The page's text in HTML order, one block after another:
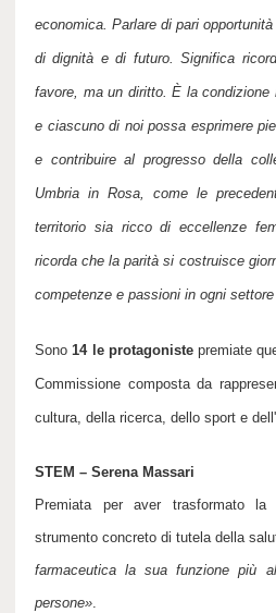
economica. Parlare di pari
di dignità e di futuro. Significa
favore, ma un diritto. È la condizione
e ciascuno di noi possa esprimere
e contribuire al progresso della
Umbria in Rosa, come le
territorio sia ricco di eccellenze
ricorda che la parità si costruisce
competenze e passioni in ogni
Sono14 le protagonistepremiate
Commissione composta da
cultura, della ricerca, dello sport e
STEM – Serena Massari
Premiata per aver trasformato
strumento concreto di tutela della
farmaceutica la sua funzione più
persone».